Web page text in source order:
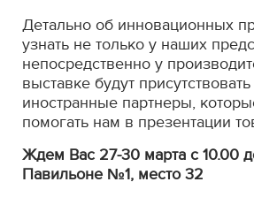
Детально об инновационных
узнать не только у наших
непосредственно у
выставке будут
иностранные партнеры,
помогать нам в презентации
Ждем Вас 27-30 марта с 10.00
Павильоне №1, место 32